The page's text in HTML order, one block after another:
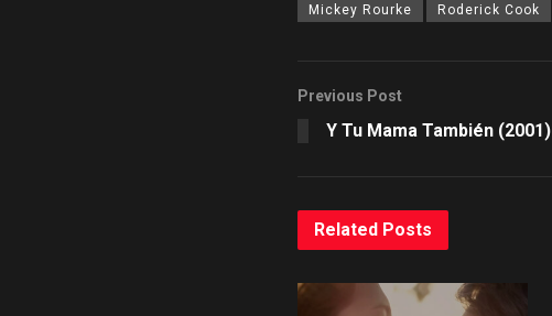
Mickey Rourke Roderick Cook
Previous Post
Y Tu Mama También (2001)
Related Posts